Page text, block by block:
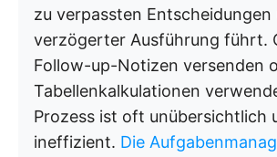
zu verpassten Entscheidungen
verzögerter Ausführung führt.
Follow-up-Notizen versenden
Tabellenkalkulationen
Prozess ist oft unübersichtlich
ineffizient. Die